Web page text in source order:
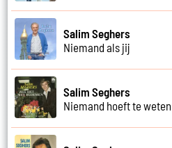
Salim Seghers
Niemand als jij
Salim Seghers
Niemand hoeft te weten